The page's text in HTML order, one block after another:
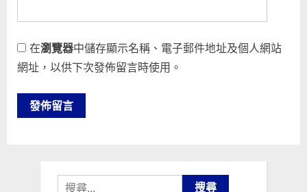
在瀏覽器中儲存顯示名稱、電子郵件地址及個人網站
網址，以供下次發佈留言時使用。
搜